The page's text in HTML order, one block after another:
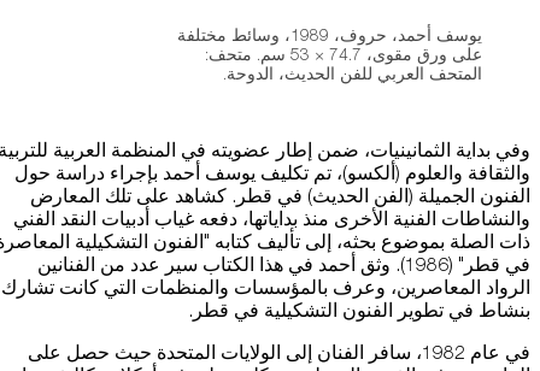
يوسف أحمد، حروف، 1989، وسائط مختلفة
على ورق مقوى، 74.7 × 53 سم. متحف:
المتحف العربي للفن الحديث، الدوحة.
وفي بداية الثمانينيات، ضمن إطار عضويته في المنظمة العربية
والثقافة والعلوم (ألكسو)، تم تكليف يوسف أحمد بإجراء دراسة حول
الفنون الجميلة (الفن الحديث) في قطر. كشاهد على تلك المعارض
والنشاطات الفنية الأخرى منذ بداياتها، دفعه غياب أدبيات النقد الفني
ذات الصلة بموضوع بحثه، إلى تأليف كتابه "الفنون التشكيلية
في قطر" (1986). وثق أحمد في هذا الكتاب سير عدد من الفنانين
الرواد المعاصرين، وعرف بالمؤسسات والمنظمات التي كانت تشارك
بنشاط في تطوير الفنون التشكيلية في قطر.
في عام 1982، سافر الفنان إلى الولايات المتحدة حيث حصل على